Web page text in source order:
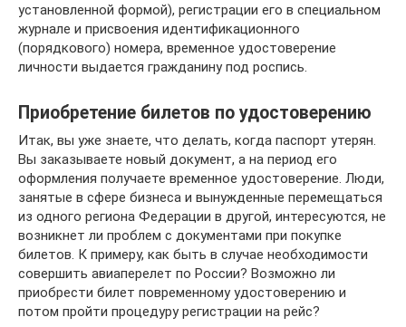
установленной формой), регистрации его в специальном
журнале и присвоения идентификационного
(порядкового) номера, временное удостоверение
личности выдается гражданину под роспись.
Приобретение билетов по удостоверению
Итак, вы уже знаете, что делать, когда паспорт утерян.
Вы заказываете новый документ, а на период его
оформления получаете временное удостоверение. Люди,
занятые в сфере бизнеса и вынужденные перемещаться
из одного региона Федерации в другой, интересуются, не
возникнет ли проблем с документами при покупке
билетов. К примеру, как быть в случае необходимости
совершить авиаперелет по России? Возможно ли
приобрести билет повременному удостоверению и
потом пройти процедуру регистрации на рейс?